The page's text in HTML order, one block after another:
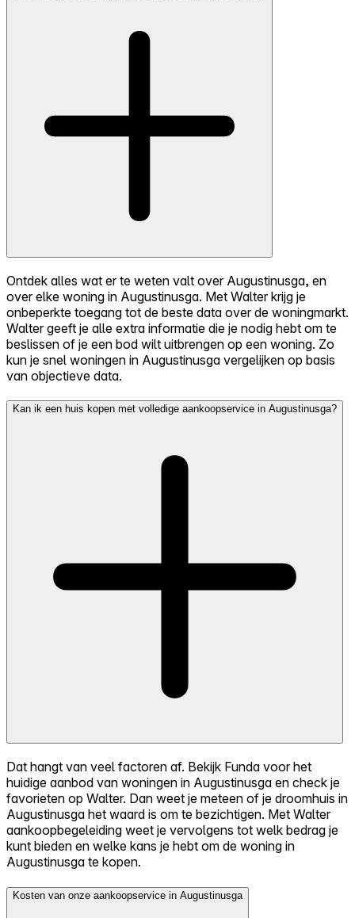
Ontdek alles wat er te weten valt over Augustinusga, en
over elke woning in Augustinusga. Met Walter krijg je
onbeperkte toegang tot de beste data over de woningmarkt.
Walter geeft je alle extra informatie die je nodig hebt om te
beslissen of je een bod wilt uitbrengen op een woning. Zo
kun je snel woningen in Augustinusga vergelijken op basis
van objectieve data.
Kan ik een huis kopen met volledige aankoopservice in Augustinusga?
Dat hangt van veel factoren af. Bekijk Funda voor het
huidige aanbod van woningen in Augustinusga en check je
favorieten op Walter. Dan weet je meteen of je droomhuis in
Augustinusga het waard is om te bezichtigen. Met Walter
aankoopbegeleiding weet je vervolgens tot welk bedrag je
kunt bieden en welke kans je hebt om de woning in
Augustinusga te kopen.
Kosten van onze aankoopservice in Augustinusga